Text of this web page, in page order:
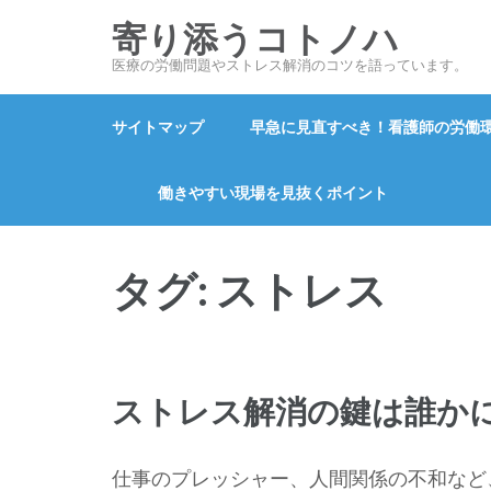
ン
キ
寄り添うコトノハ
医療の労働問題やストレス解消のコツを語っています。
サイトマップ 早急に見直すべき！看護師の労働
働きやすい現場を見抜くポイント
タグ: ストレス
ストレス解消の鍵は誰か
仕事のプレッシャー、人間関係の不和な